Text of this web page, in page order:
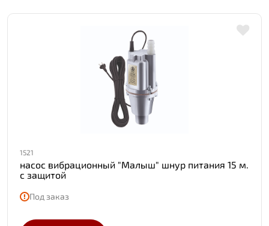
1521
насос вибрационный "Малыш" шнур питания 15 м.
с защитой
Под заказ